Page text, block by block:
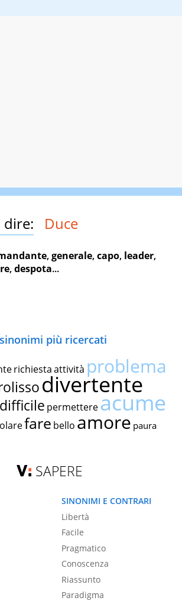
dire: Duce
,generale,capo, leader,
,despota...
più ricercati
richiestaattività problema
divertente
difficile permettereacume
fare bello amore paura
SAPERE
SINONIMI E CONTRARI
Libertà
Facile
Pragmatico
Conoscenza
Riassunto
Paradigma